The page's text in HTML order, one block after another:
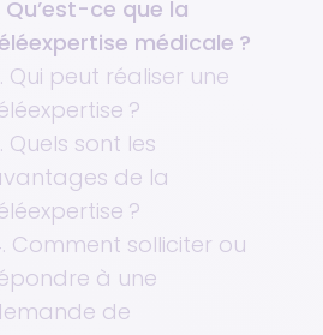
Qu’est-ce que la
médicale ?
Qui peut réaliser une
?
Quels sont les
de la
?
Comment solliciter ou
à une
de